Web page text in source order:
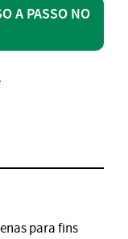
A PASSO NO
para fins